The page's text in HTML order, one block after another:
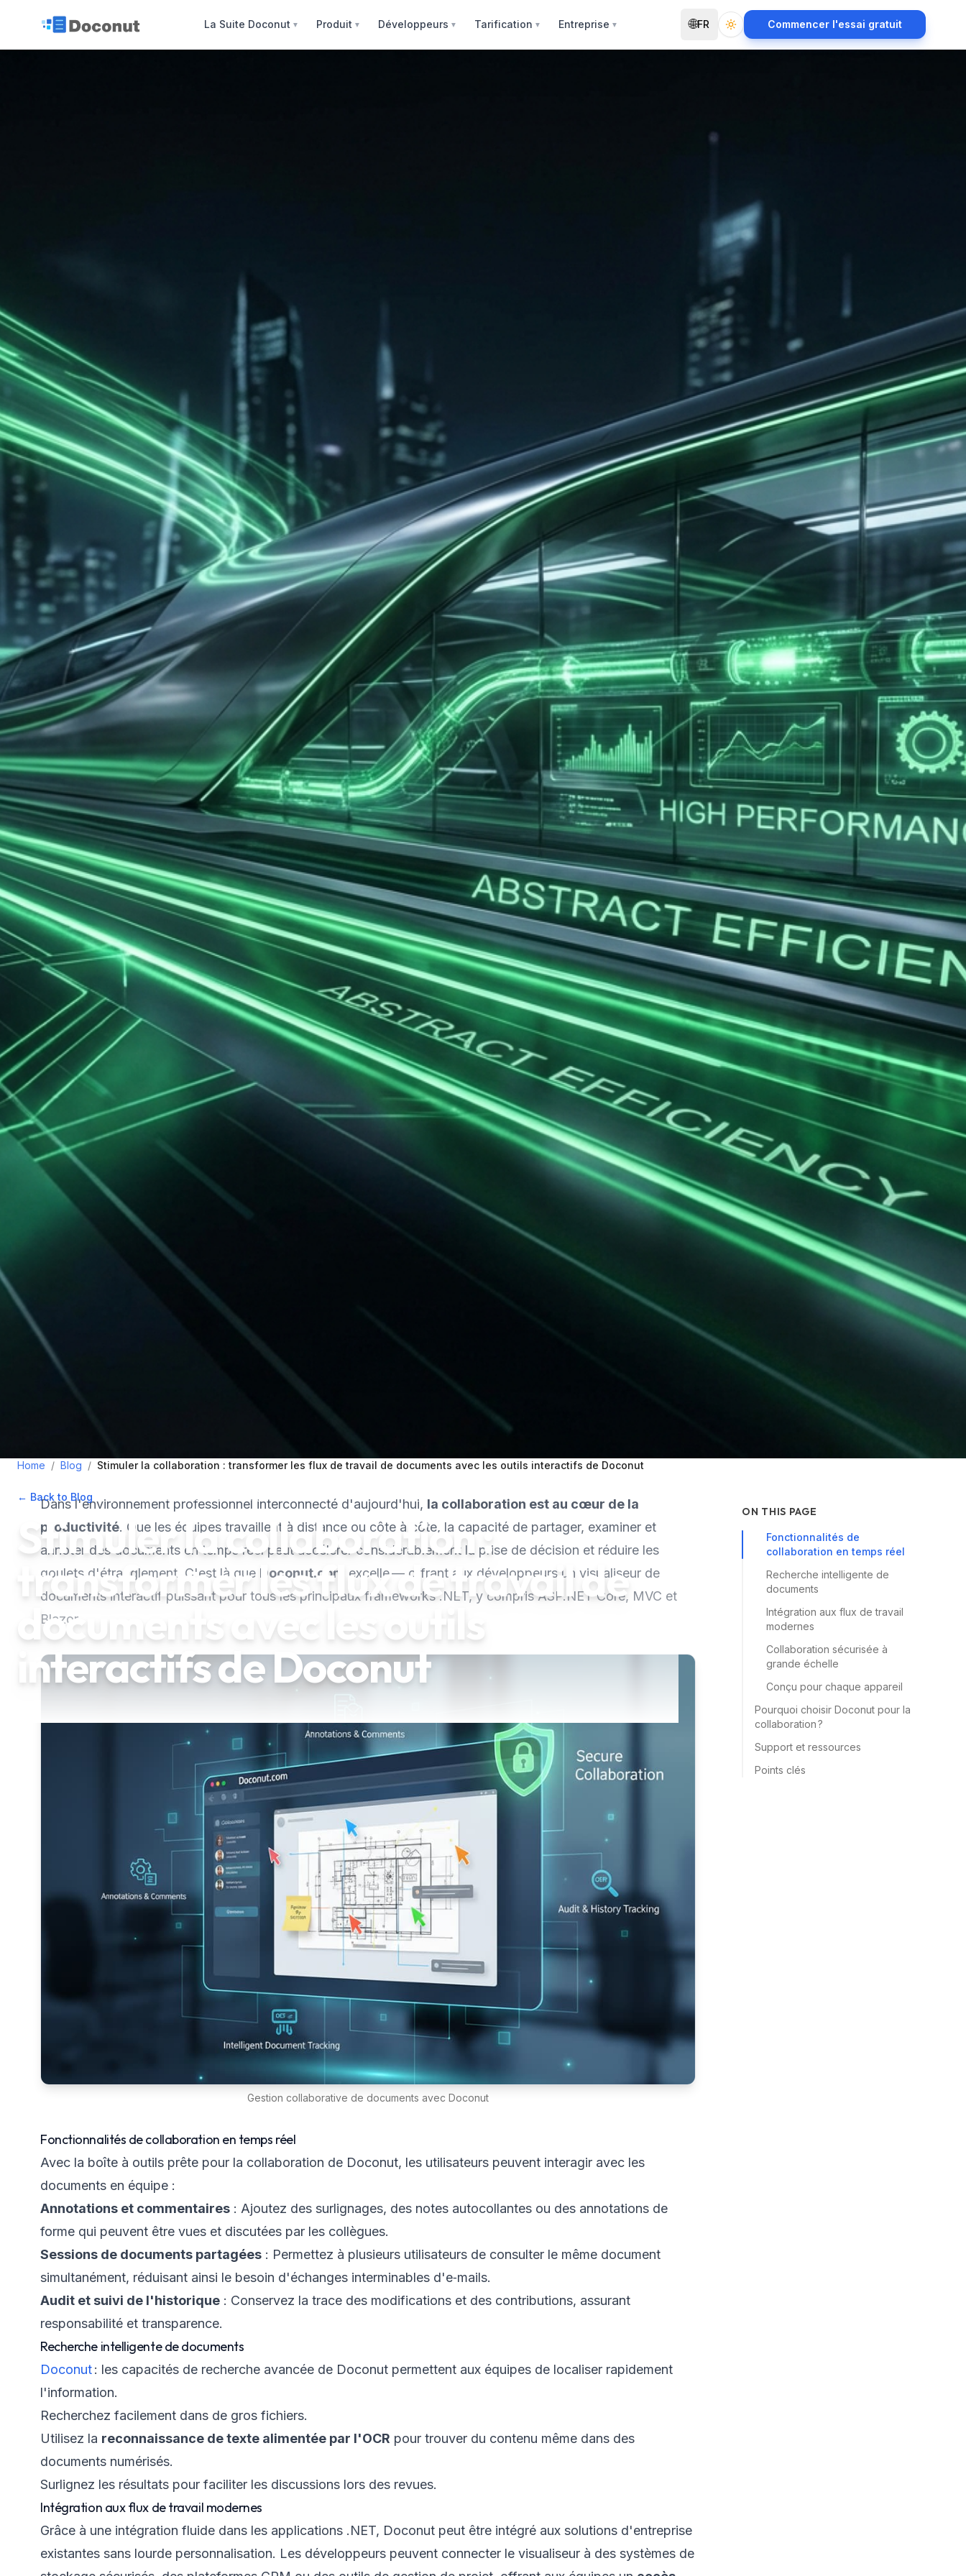
La Suite Doconut ▼ Produit ▼ Développeurs ▼ Tarification ▼ Entreprise ▼ 🌐FR Toggle themeCommencer l'essai gratuit
Home / Blog / Stimuler la collaboration : transformer les flux de travail de documents avec les outils interactifs de Doconut
← Back to Blog September 22, 2025 min read
Stimuler la collaboration :
transformer les flux de travail de
documents avec les outils
interactifs de Doconut
Dans l'environnement professionnel interconnecté d'aujourd'hui, la collaboration est au cœur de la
productivité. Que les équipes travaillent à distance ou côte à côte, la capacité de partager, examiner et
annoter des documents en temps réel peut accélérer considérablement la prise de décision et réduire les
goulets d'étranglement. C'est là que Doconut.com
excelle — offrant aux développeurs un visualiseur de
documents interactif puissant pour tous les principaux frameworks .NET, y compris ASP.NET Core, MVC et
Blazor.
Gestion collaborative de documents avec Doconut
Fonctionnalités de collaboration en temps réel
Avec la boîte à outils prête pour la collaboration de Doconut, les utilisateurs peuvent interagir avec les
documents en équipe :
Annotations et commentaires : Ajoutez des surlignages, des notes autocollantes ou des annotations de
forme qui peuvent être vues et discutées par les collègues.
Sessions de documents partagées : Permettez à plusieurs utilisateurs de consulter le même document
simultanément, réduisant ainsi le besoin d'échanges interminables d'e‑mails.
Audit et suivi de l'historique : Conservez la trace des modifications et des contributions, assurant
responsabilité et transparence.
Recherche intelligente de documents
Doconut: les capacités de recherche avancée de Doconut permettent aux équipes de localiser rapidement
l'information.
Recherchez facilement dans de gros fichiers.
Utilisez la reconnaissance de texte alimentée par l'OCR pour trouver du contenu même dans des
documents numérisés.
Surlignez les résultats pour faciliter les discussions lors des revues.
Intégration aux flux de travail modernes
Grâce à une intégration fluide dans les applications .NET, Doconut peut être intégré aux solutions d'entreprise
existantes sans lourde personnalisation. Les développeurs peuvent connecter le visualiseur à des systèmes de
ON THIS PAGE
Fonctionnalités de
collaboration en temps réel
Recherche intelligente de
documents
Intégration aux flux de travail
modernes
Collaboration sécurisée à
grande échelle
Conçu pour chaque appareil
Pourquoi choisir Doconut pour la
collaboration ?
Support et ressources
Points clés